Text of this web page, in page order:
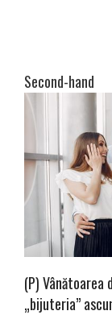
Second-hand
(P) Vânătoarea
„bijuteria”